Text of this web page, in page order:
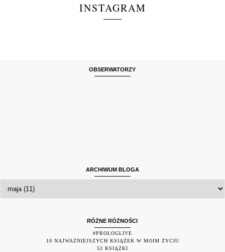
INSTAGRAM
OBSERWATORZY
ARCHIWUM BLOGA
RÓŻNE RÓŻNOŚCI
#PROLOGLIVE
10 NAJWAŻNIEJSZYCH KSIĄŻEK W MOIM ŻYCIU
52 KSIĄŻKI